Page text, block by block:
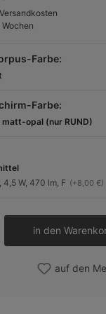
auch mit
streut.
Farbe:
Farbe:
opal (nur RUND)
4,5 W, 470 lm, F (+8,00 €)
Anzahl:
in den
auf den